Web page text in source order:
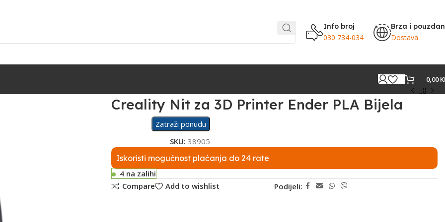
Info broj
030 734-034
Brza i
Dostava
0,00
Creality Nit za 3D Printer Ender PLA Bijela
Zatraži ponudu
SKU: 38905
Iskoristi mogućnost plaćanja do 24 rate
4 na zalihi
Compare
Add to wishlist Podijeli: